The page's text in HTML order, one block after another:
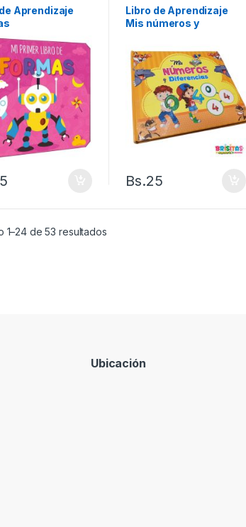
Aprendizaje
Libro de Aprendizaje
Mis números y
Bs.25
1–24 de 53 resultados
Ubicación